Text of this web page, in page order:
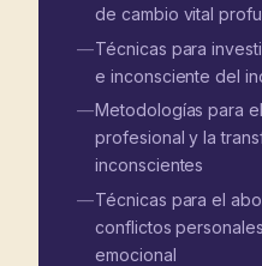
de cambio vital
Técnicas para
e inconsciente del
Metodologías para
profesional y la
inconscientes
Técnicas para el
conflictos
emocional